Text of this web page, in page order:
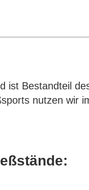
ist Bestandteil
nutzen wir